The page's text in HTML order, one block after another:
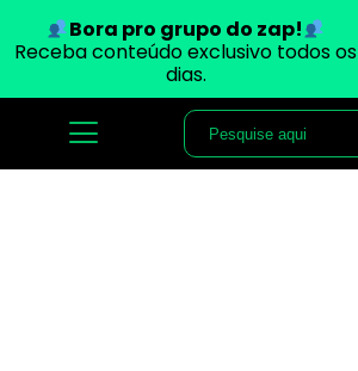
Bora pro grupo do zap!
Receba conteúdo exclusivo todos os
dias.